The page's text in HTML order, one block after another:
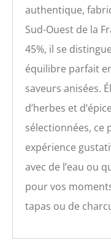
authentique,
Sud-Ouest de la
45%, il se
équilibre parfait
saveurs anisées.
d’herbes et
sélectionnées, ce
expérience
avec de l’eau ou
pour vos
tapas ou de